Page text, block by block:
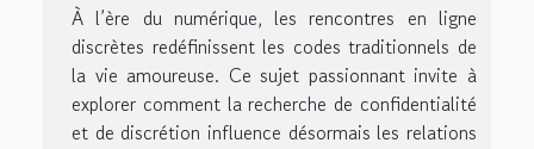
À l’ère du numérique, les rencontres en ligne
discrètes redéfinissent les codes traditionnels de
la vie amoureuse. Ce sujet passionnant invite à
explorer comment la recherche de confidentialité
et de discrétion influence désormais les relations